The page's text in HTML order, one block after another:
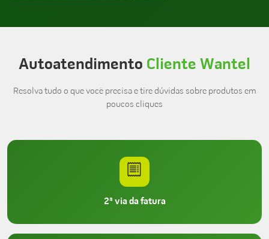
Autoatendimento Cliente Wantel
Resolva tudo o que você precisa e tire dúvidas sobre produtos em
poucos cliques
2ª via da fatura